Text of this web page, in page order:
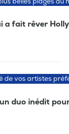
a fait rêver
de vos artistes
duo inédit